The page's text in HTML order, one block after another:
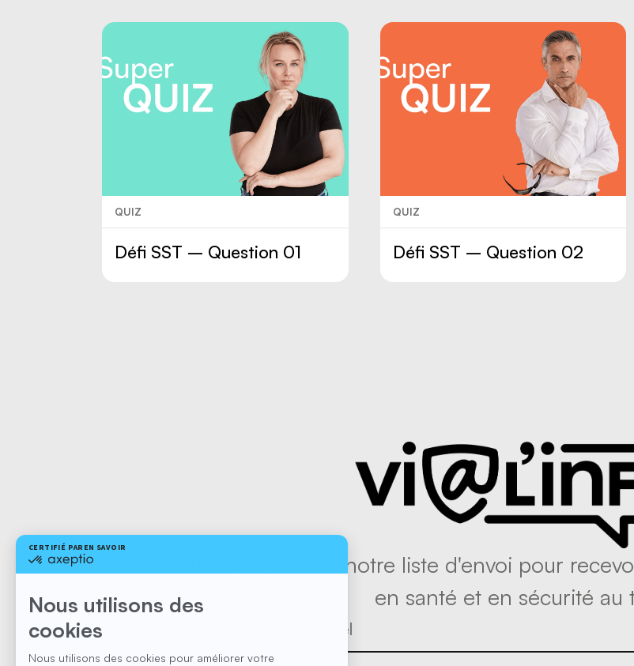
QUIZ
Défi SST – Question 01
QUIZ
Défi SST – Question 02
Abonnez-vous à notre liste d'envoi pour
en santé et en sécurité au